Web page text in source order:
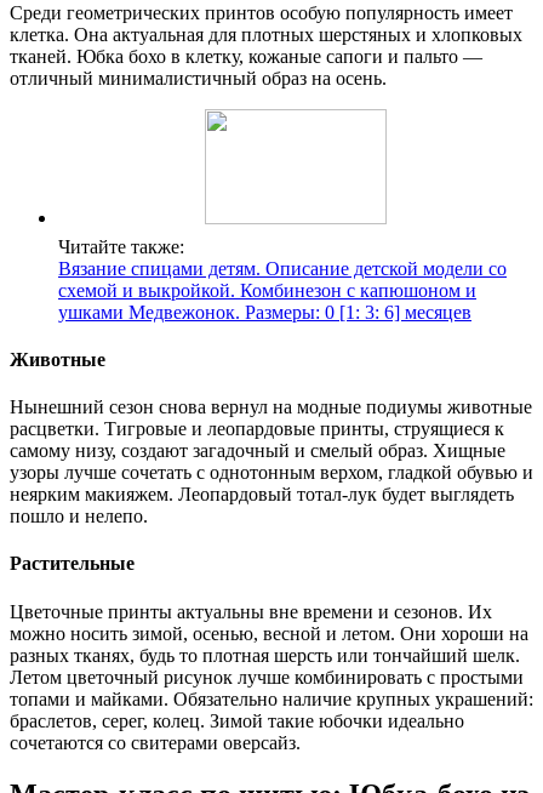
Среди геометрических принтов особую популярность имеет
клетка. Она актуальная для плотных шерстяных и хлопковых
тканей. Юбка бохо в клетку, кожаные сапоги и пальто —
отличный минималистичный образ на осень.
Читайте также:
Вязание спицами детям. Описание детской модели со
схемой и выкройкой. Комбинезон с капюшоном и
ушками Медвежонок. Размеры: 0 [1: 3: 6] месяцев
Животные
Нынешний сезон снова вернул на модные подиумы животные
расцветки. Тигровые и леопардовые принты, струящиеся к
самому низу, создают загадочный и смелый образ. Хищные
узоры лучше сочетать с однотонным верхом, гладкой обувью и
неярким макияжем. Леопардовый тотал-лук будет выглядеть
пошло и нелепо.
Растительные
Цветочные принты актуальны вне времени и сезонов. Их
можно носить зимой, осенью, весной и летом. Они хороши на
разных тканях, будь то плотная шерсть или тончайший шелк.
Летом цветочный рисунок лучше комбинировать с простыми
топами и майками. Обязательно наличие крупных украшений:
браслетов, серег, колец. Зимой такие юбочки идеально
сочетаются со свитерами оверсайз.